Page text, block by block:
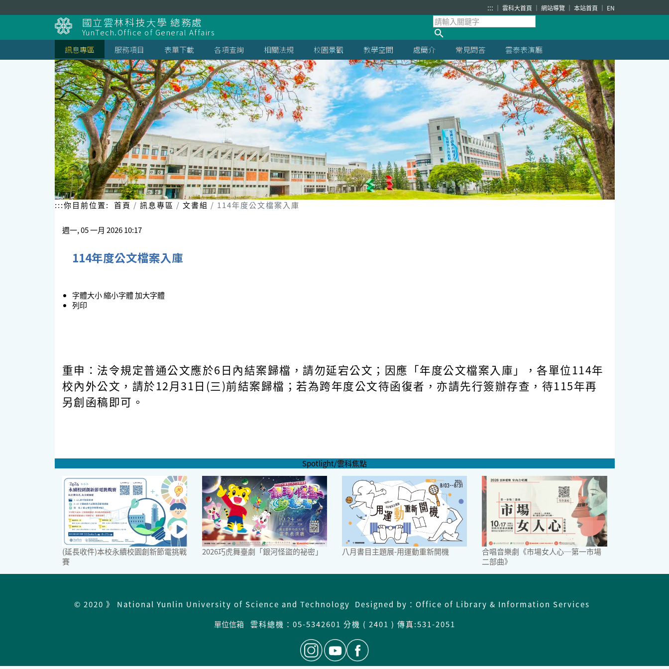
到
主
要
內
容
區
塊
::: 雲科大首頁 網站導覽 本站首頁 EN
國立雲林科技大學 總務處
YunTech.Office of General Affairs
訊息專區
服務項目 表單下載 各項查詢 相關法規 校園景觀 教學空間 處簡介 常見問答 雲泰表演廳
:::你目前位置: 首頁 訊息專區 文書組 114年度公文檔案入庫
週一, 05 一月 2026 10:17
114年度公文檔案入庫
字體大小縮小字體加大字體
列印
重申：法令規定普通公文應於6日內結案歸檔，請勿延宕公文；因應「年度公文檔案入庫」，各單位114年
校內外公文，請於12月31日(三)前結案歸檔；若為跨年度公文待函復者，亦請先行簽辦存查，待115年再
另創函稿即可。
Spotlight/雲科焦點
(延長收件)本校永續校園創新節電挑戰
賽
2026巧虎舞臺劇「銀河怪盜的祕密」 八月書目主題展-用運動重新開機
合唱音樂劇《市場女人心─第一市場
二部曲》
© 2020 》 National Yunlin University of Science and Technology Designed by：Office of Library & Information Services
單位信箱
雲科總機：05-5342601 分機 ( 2401 ) 傳真:531-2051